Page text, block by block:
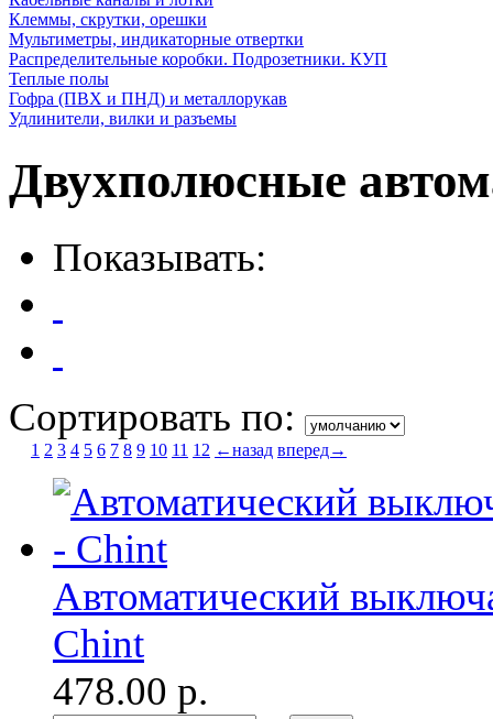
Клеммы, скрутки, орешки
Мультиметры, индикаторные отвертки
Распределительные коробки. Подрозетники. КУП
Теплые полы
Гофра (ПВХ и ПНД) и металлорукав
Удлинители, вилки и разъемы
Двухполюсные
Показывать:
Сортировать по:
1 2 3 4 5 6 7 8 9 10 11 12 ←назад вперед→
Автоматический
Chint
478.00 р.